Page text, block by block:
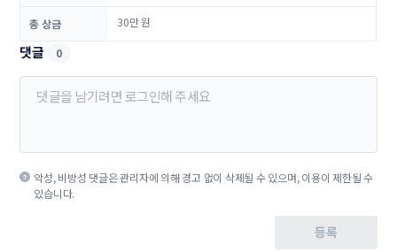
총 상금 30만 원
댓글 0
악성, 비방성 댓글은 관리자에 의해 경고 없이 삭제될 수 있으며, 이용이 제한될 수
있습니다.
등록